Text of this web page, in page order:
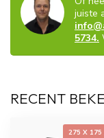
juiste
5734.
RECENT
275 X 175